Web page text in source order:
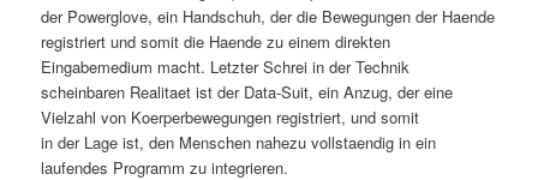
der Powerglove, ein Handschuh, der die Bewegungen der Haende
registriert und somit die Haende zu einem direkten
Eingabemedium macht. Letzter Schrei in der Technik
scheinbaren Realitaet ist der Data-Suit, ein Anzug, der eine
Vielzahl von Koerperbewegungen registriert, und somit
in der Lage ist, den Menschen nahezu vollstaendig in ein
laufendes Programm zu integrieren.